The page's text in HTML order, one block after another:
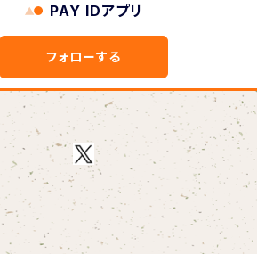
PAY IDアプリ
フォローする